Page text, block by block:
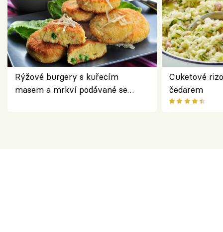
Rýžové burgery s kuřecím
masem a mrkví podávané se
Cuketové
čedarem